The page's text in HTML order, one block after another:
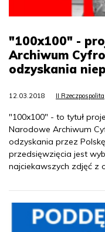
"100x100" -
Archiwum
odzyskania
12.03.2018 II Rzeczpospolita
"100x100" - to tytuł
Narodowe Archiwum
odzyskania przez
przedsięwzięcia jest
najciekawszych zdjęć z